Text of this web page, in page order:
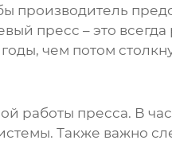
производитель
пресс – это
чем потом
работы пресса. В
Также важно